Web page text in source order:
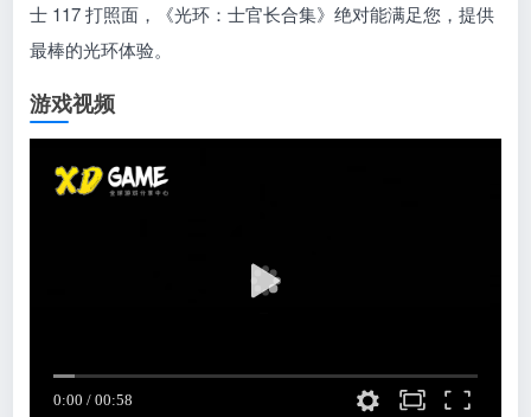
士 117 打照面，《光环：士官长合集》绝对能满足您，提供
最棒的光环体验。
游戏视频